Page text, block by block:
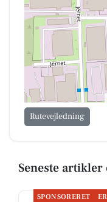
Rutevejledning
Seneste artikler
SPONSORERET